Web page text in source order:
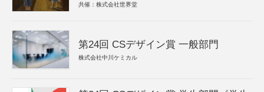
共催：株式会社世界堂
第24回 CSデザイン賞 一般部門
株式会社中川ケミカル